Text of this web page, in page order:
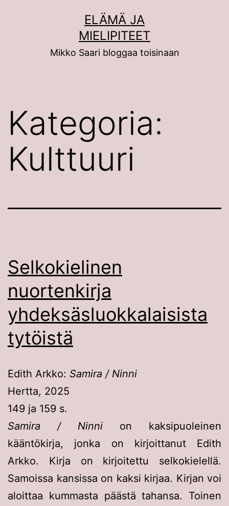
ELÄMÄ JA
MIELIPITEET
Mikko Saari bloggaa toisinaan
Kategoria:
Kulttuuri
Selkokielinen
nuortenkirja
yhdeksäsluokkalaisista
tytöistä
Edith Arkko: Samira / Ninni
Hertta, 2025
149 ja 159 s.
Samira / Ninni on kaksipuoleinen
kääntökirja, jonka on kirjoittanut Edith
Arkko. Kirja on kirjoitettu selkokielellä.
Samoissa kansissa on kaksi kirjaa. Kirjan voi
aloittaa kummasta päästä tahansa. Toinen